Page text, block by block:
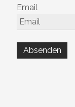
Email